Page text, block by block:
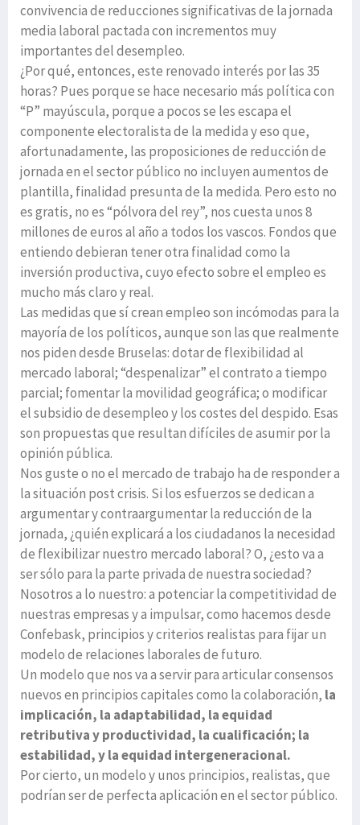
convivencia de reducciones significativas de la jornada
media laboral pactada con incrementos muy
importantes del desempleo.
¿Por qué, entonces, este renovado interés por las 35
horas? Pues porque se hace necesario más política con
“P” mayúscula, porque a pocos se les escapa el
componente electoralista de la medida y eso que,
afortunadamente, las proposiciones de reducción de
jornada en el sector público no incluyen aumentos de
plantilla, finalidad presunta de la medida. Pero esto no
es gratis, no es “pólvora del rey”, nos cuesta unos 8
millones de euros al año a todos los vascos. Fondos que
entiendo debieran tener otra finalidad como la
inversión productiva, cuyo efecto sobre el empleo es
mucho más claro y real.
Las medidas que sí crean empleo son incómodas para la
mayoría de los políticos, aunque son las que realmente
nos piden desde Bruselas: dotar de flexibilidad al
mercado laboral; “despenalizar” el contrato a tiempo
parcial; fomentar la movilidad geográfica; o modificar
el subsidio de desempleo y los costes del despido. Esas
son propuestas que resultan difíciles de asumir por la
opinión pública.
Nos guste o no el mercado de trabajo ha de responder a
la situación post crisis. Si los esfuerzos se dedican a
argumentar y contraargumentar la reducción de la
jornada, ¿quién explicará a los ciudadanos la necesidad
de flexibilizar nuestro mercado laboral? O, ¿esto va a
ser sólo para la parte privada de nuestra sociedad?
Nosotros a lo nuestro: a potenciar la competitividad de
nuestras empresas y a impulsar, como hacemos desde
Confebask, principios y criterios realistas para fijar un
modelo de relaciones laborales de futuro.
Un modelo que nos va a servir para articular consensos
nuevos en principios capitales como la colaboración, la
implicación, la adaptabilidad, la equidad
retributiva y productividad, la cualificación; la
estabilidad, y la equidad intergeneracional.
Por cierto, un modelo y unos principios, realistas, que
podrían ser de perfecta aplicación en el sector público.